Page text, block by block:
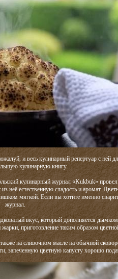
и весь кулинарный репертуар с
кулинарную книгу.
кулинарный журнал «Kukbuk»
естественную сладость и аромат.
мягкой. Если вы хотите именно
журнал.
вкус, который дополняется
приготовление таким образом
на сливочном масле на обычной
запеченную цветную капусту хорошо